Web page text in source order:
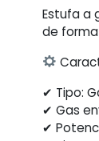
Estufa a
de
✔ Tipo:
✔ Gas
✔